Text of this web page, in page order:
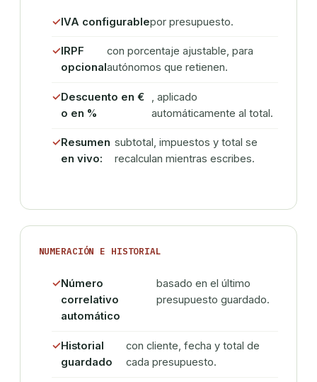
IVA configurablepor presupuesto.
IRPF
opcional
con porcentaje ajustable, para
autónomos que retienen.
Descuento en €
o en %
, aplicado
automáticamente al total.
Resumen
en vivo:
subtotal, impuestos y total se
recalculan mientras escribes.
NUMERACIÓN E HISTORIAL
Número
correlativo
automático
basado en el último
presupuesto guardado.
Historial
guardado
con cliente, fecha y total de
cada presupuesto.